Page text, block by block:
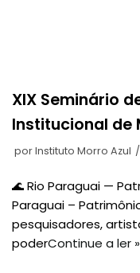
XIX Seminário
Institucional de
porInstituto Morro Azul
🌊 Rio Paraguai —
Paraguai –
pesquisadores,
poderContinue a ler »